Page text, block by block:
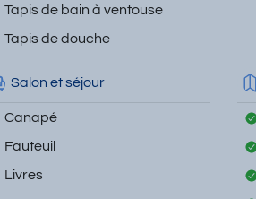
Tapis de bain à ventouse
Tapis de douche
Salon et séjour
Canapé
Fauteuil
Livres